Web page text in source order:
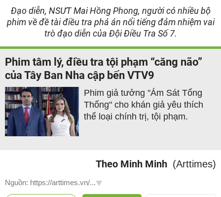
Đạo diễn, NSƯT Mai Hồng Phong, người có nhiều bộ
phim về đề tài điều tra phá án nổi tiếng đảm nhiệm vai
trò đạo diễn của Đội Điều Tra Số 7.
Phim tâm lý, điều tra tội phạm “căng não”
của Tây Ban Nha cập bến VTV9
Phim giả tưởng "Ám Sát Tổng
Thống" cho khán giả yêu thích
thể loại chính trị, tội phạm.
Theo Minh Minh (Arttimes)
Nguồn: https://arttimes.vn/...